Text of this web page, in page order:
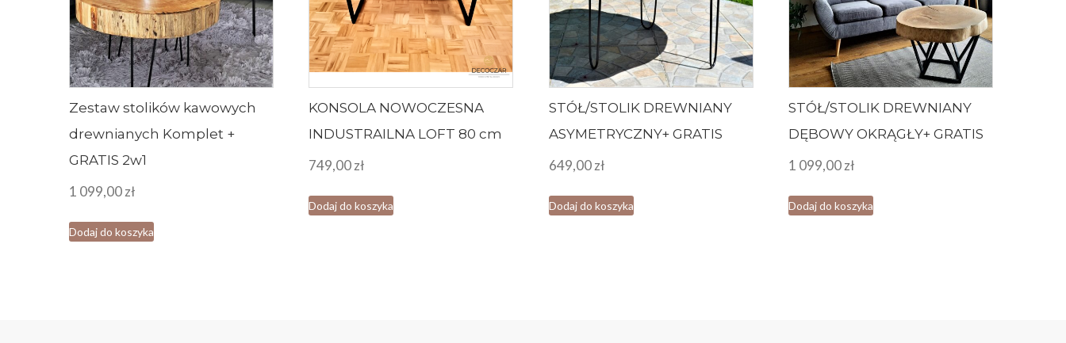
Zestaw stolików kawowych
drewnianych Komplet +
GRATIS 2w1
1 099,00zł
Dodaj do koszyka
KONSOLA NOWOCZESNA
INDUSTRAILNA LOFT 80 cm
749,00zł
Dodaj do koszyka
STÓŁ/STOLIK DREWNIANY
ASYMETRYCZNY+ GRATIS
649,00zł
Dodaj do koszyka
STÓŁ/STOLIK DREWNIANY
DĘBOWY OKRĄGŁY+ GRATIS
1 099,00zł
Dodaj do koszyka